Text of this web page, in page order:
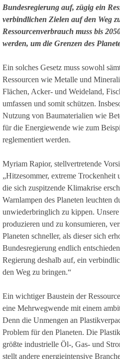
Bundesregierung auf, zügig ein
verbindlichen Zielen auf den Weg
Ressourcenverbrauch muss bis
werden, um die Grenzen des
Ein solches Gesetz muss sowohl
Ressourcen wie Metalle und
Flächen, Acker- und Weideland,
umfassen und somit schützen.
Nutzung von Baumaterialien wie
für die Energiewende wie zum
reglementiert werden.
Myriam Rapior, stellvertretende
„Hitzesommer, extreme Trockenheit
die sich zuspitzende Klimakrise
Warnlampen des Planeten leuchten
unwiederbringlich zu kippen.
produzieren und zu konsumieren,
Planeten schneller, als dieser sich
Bundesregierung endlich
Regierung deshalb auf, ein
den Weg zu bringen.“
Ein wichtiger Baustein der
eine Mehrwegwende mit einem
Denn die Unmengen an
Problem für den Planeten. Die
größte industrielle Öl-, Gas- und
stellt andere energieintensive